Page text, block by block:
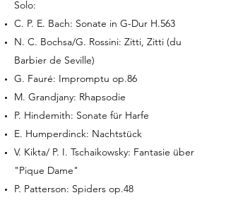
Solo:
C. P. E. Bach: Sonate in G-Dur H.563
N. C. Bochsa/G. Rossini: Zitti, Zitti (du
Barbier de Seville)
G. Fauré: Impromptu op.86
M. Grandjany: Rhapsodie
P. Hindemith: Sonate für Harfe
E. Humperdinck: Nachtstück
V. Kikta/ P. I. Tschaikowsky: Fantasie über
"Pique Dame"
P. Patterson: Spiders op.48